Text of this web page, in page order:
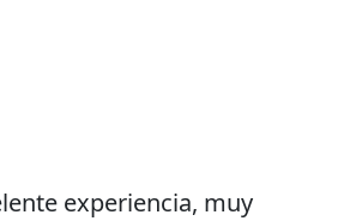
experiencia, muy